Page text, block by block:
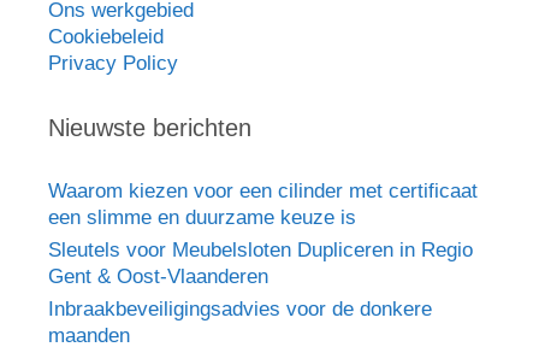
Ons werkgebied
Cookiebeleid
Privacy Policy
Nieuwste berichten
Waarom kiezen voor een cilinder met certificaat
een slimme en duurzame keuze is
Sleutels voor Meubelsloten Dupliceren in Regio
Gent & Oost-Vlaanderen
Inbraakbeveiligingsadvies voor de donkere
maanden